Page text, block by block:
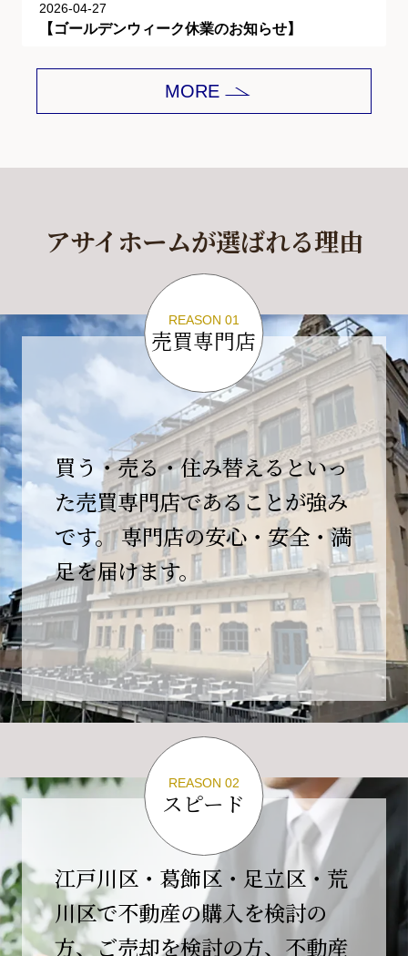
2026-04-27
【ゴールデンウィーク休業のお知らせ】
平素は格別のご愛顧を賜り、誠にありがとうご
下記期間をゴールデンウィーク休業とさせて頂
休業期間中に頂きましたお問い合わせにつきま
2026年5月7日(木)以降、順次対応させて頂きま
ご不便をおかけいたしますが、何卒ご理解の程
よろしくお願いいたします。
2026-04-17
【臨時休業のお知らせ】
平素より格別のご愛顧を賜り、誠にありがとう
ございます。
誠に勝手ながら、弊社開業10周年イベント開催
の為、
４月２６日(日)は臨時休業とさせていただきま
す。
これもひとえに皆様のご支援の賜物と、心より感謝申し上
げます。
ご不便をおかけしますが、何卒よろしくお願い
いたします。
翌日より通常営業いたします。
【開業10周年のご挨拶】
平素より格別のご高配を賜り、誠にありがとう
ございます。
おかげさまで当社は、2026年2月1日をもちまし
て開業10周年を迎えることができました。
MORE
アサイホームが選ばれる理由
REASON 01
売買専門店
買う・売る・住み替えるといっ
た売買専門店であることが強み
です。 専門店の安心・安全・満
足を届けます。
REASON 02
スピード
江戸川区・葛飾区・足立区・荒
川区で不動産の購入を検討の
方、ご売却を検討の方、不動産